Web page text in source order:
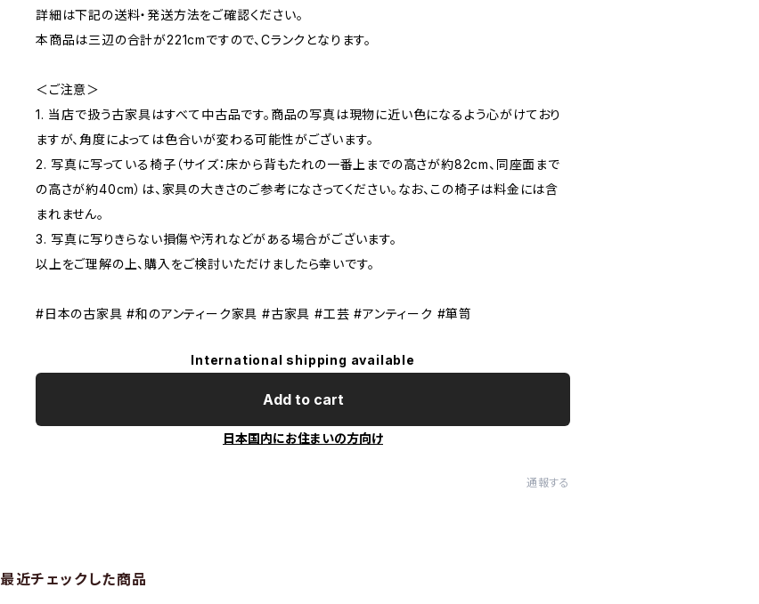
詳細は下記の送料・発送方法をご確認ください。
本商品は三辺の合計が221cmですので、Cランクとなります。
＜ご注意＞
1. 当店で扱う古家具はすべて中古品です。商品の写真は現物に近い色になるよう心がけており
ますが、角度によっては色合いが変わる可能性がございます。
2. 写真に写っている椅子（サイズ：床から背もたれの一番上までの高さが約82cm、同座面まで
の高さが約40cm）は、家具の大きさのご参考になさってください。なお、この椅子は料金には含
まれません。
3. 写真に写りきらない損傷や汚れなどがある場合がございます。
以上をご理解の上、購入をご検討いただけましたら幸いです。
#日本の古家具 #和のアンティーク家具 #古家具 #工芸 #アンティーク #箪笥
International shipping available
Add to cart
日本国内にお住まいの方向け
通報する
最近チェックした商品